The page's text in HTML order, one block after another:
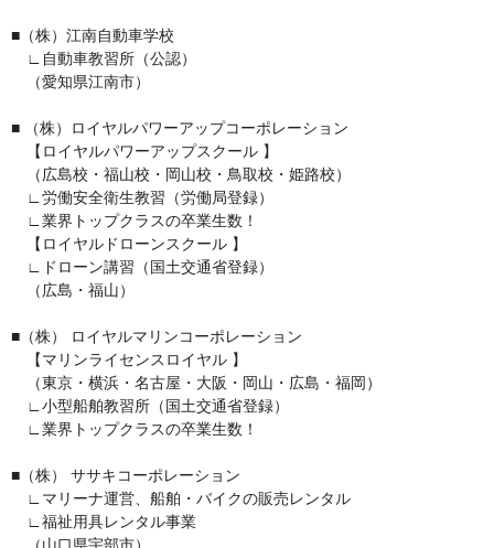
■（株）江南自動車学校
∟自動車教習所（公認）
（愛知県江南市）
■ （株）ロイヤルパワーアップコーポレーション
【ロイヤルパワーアップスクール 】
（広島校・福山校・岡山校・鳥取校・姫路校）
∟労働安全衛生教習（労働局登録）
∟業界トップクラスの卒業生数！
【ロイヤルドローンスクール 】
∟ドローン講習（国土交通省登録）
（広島・福山）
■（株） ロイヤルマリンコーポレーション
【マリンライセンスロイヤル 】
（東京・横浜・名古屋・大阪・岡山・広島・福岡）
∟小型船舶教習所（国土交通省登録）
∟業界トップクラスの卒業生数！
■（株） ササキコーポレーション
∟マリーナ運営、船舶・バイクの販売レンタル
∟福祉用具レンタル事業